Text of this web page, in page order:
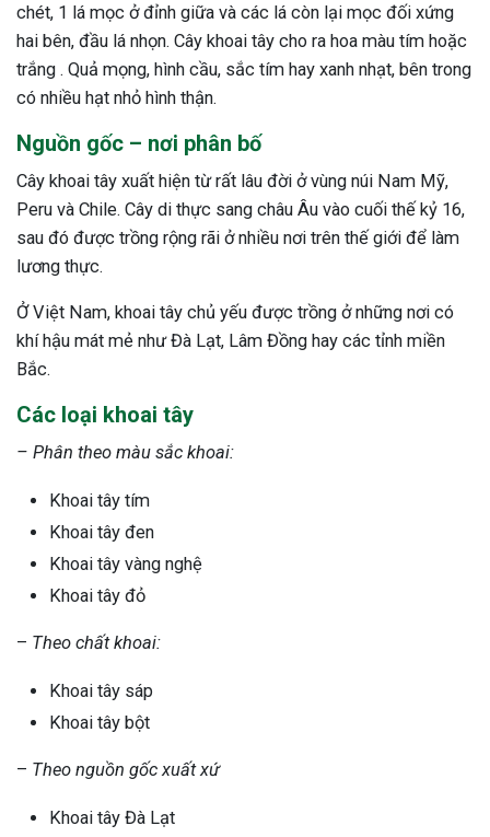
Sau Sinh Có Tự Khỏi
Thông Tin Cần Biết
sau sinh là tình trạng viêm da
phổ biến, khiến đôi bàn tay,
của chị em trở nên khô...
chét, 1 lá mọc ở đỉnh giữa và các lá còn lại mọc đối xứng
hai bên, đầu lá nhọn. Cây khoai tây cho ra hoa màu tím hoặc
trắng . Quả mọng, hình cầu, sắc tím hay xanh nhạt, bên trong
có nhiều hạt nhỏ hình thận.
Nguồn gốc – nơi phân bố
Cây khoai tây xuất hiện từ rất lâu đời ở vùng núi Nam Mỹ,
Peru và Chile. Cây di thực sang châu Âu vào cuối thế kỷ 16,
sau đó được trồng rộng rãi ở nhiều nơi trên thế giới để làm
lương thực.
Ở Việt Nam, khoai tây chủ yếu được trồng ở những nơi có
khí hậu mát mẻ như Đà Lạt, Lâm Đồng hay các tỉnh miền
Bắc.
Các loại khoai tây
– Phân theo màu sắc khoai:
Khoai tây tím
Khoai tây đen
Khoai tây vàng nghệ
Khoai tây đỏ
– Theo chất khoai:
Khoai tây sáp
Khoai tây bột
– Theo nguồn gốc xuất xứ
Khoai tây Đà Lạt